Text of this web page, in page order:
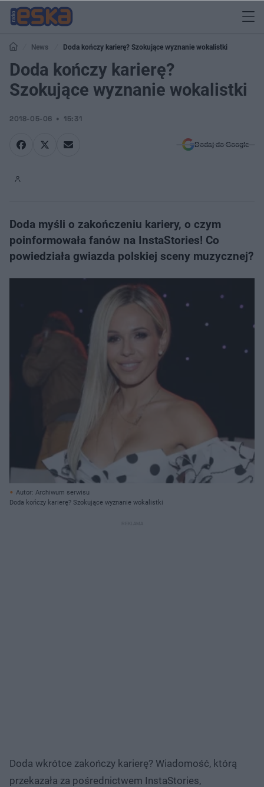
News Doda kończy karierę? Szokujące wyznanie wokalistki
Doda kończy karierę?
Szokujące wyznanie wokalistki
2018-05-06 15:31
Dodaj do Google
Doda myśli o zakończeniu kariery, o czym
poinformowała fanów na InstaStories! Co
powiedziała gwiazda polskiej sceny muzycznej?
Autor: Archiwum serwisu
Doda kończy karierę? Szokujące wyznanie wokalistki
Doda wkrótce zakończy karierę? Wiadomość, którą
przekazała za pośrednictwem InstaStories,